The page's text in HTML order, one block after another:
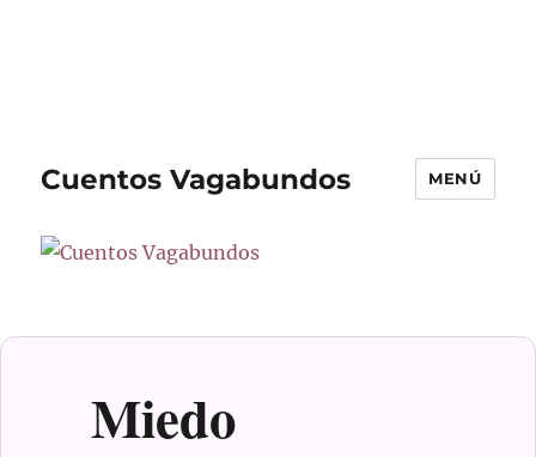
Cuentos Vagabundos MENÚ
Blog
Miedo